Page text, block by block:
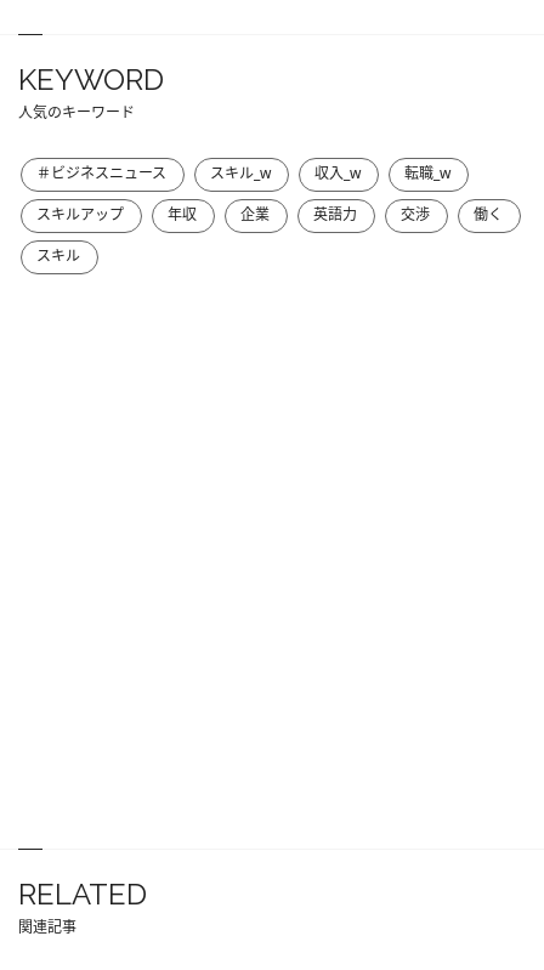
KEYWORD
人気のキーワード
＃ビジネスニュース スキル_w 収入_w
転職_w
スキルアップ
年収 企業 英語力 交渉
働く
スキル
RELATED
関連記事